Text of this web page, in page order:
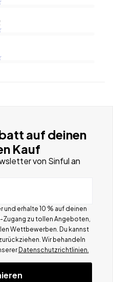
auf deinen
Kauf
von Sinful an
erhalte 10 % auf deinen
zu tollen Angeboten,
Wettbewerben. Du kannst
Wir behandeln
Datenschutzrichtlinien.